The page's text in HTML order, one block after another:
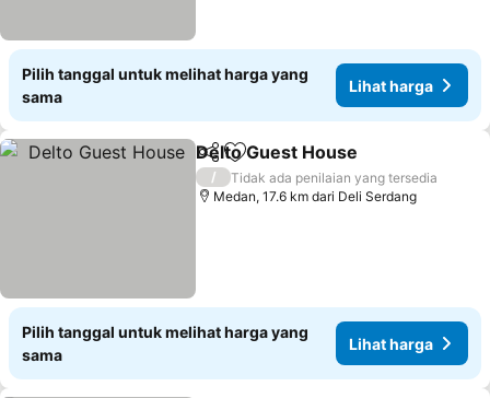
Pilih tanggal untuk melihat harga yang
sama
Lihat harga
BagikanTambahkan ke favorit
Delto Guest House
/
Tidak ada penilaian yang tersedia
Medan, 17.6 km dari Deli Serdang
Pilih tanggal untuk melihat harga yang
sama
Lihat harga